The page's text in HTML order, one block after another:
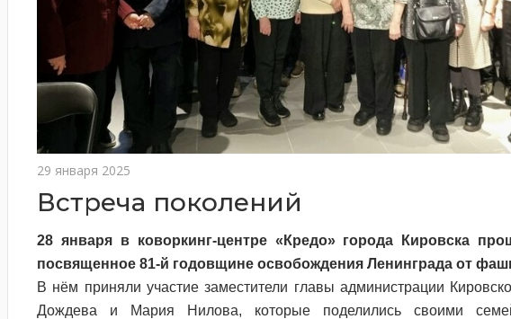
29 января 2025
Встреча поколений
28 января в коворкинг-центре «Кредо» города Кировска
посвященное 81-й годовщине освобождения Ленинграда от
В нём приняли участие заместители главы администрации
Дождева и Мария Нилова, которые поделились своими